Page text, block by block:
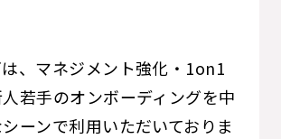
、マネジメント強化・1on1
若手のオンボーディングを中
ーンで利用いただいておりま